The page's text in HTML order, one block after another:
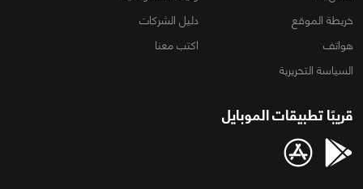
خريطة الموقع
دليل الشركات
هواتف
اكتب معنا
السياسة التحريرية
قريبًا تطبيقات الموبايل